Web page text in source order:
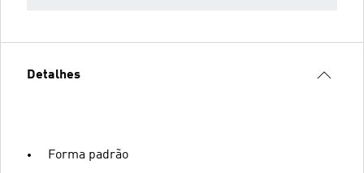
Detalhes
Forma padrão